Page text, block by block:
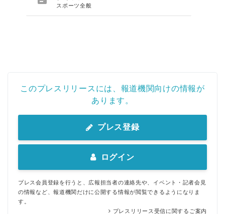
スポーツ全般
このプレスリリースには、報道機関向けの情報が
あります。
プレス登録
ログイン
プレス会員登録を行うと、広報担当者の連絡先や、イベント・記者会見
の情報など、報道機関だけに公開する情報が閲覧できるようになりま
す。
プレスリリース受信に関するご案内